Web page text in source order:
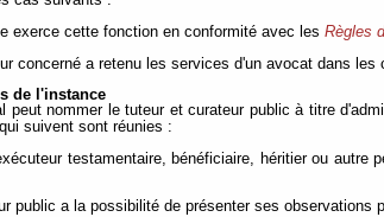
exerce cette fonction en conformité avec lesRègles
concerné a retenu les services d'un avocat dans les
de l'instance
peut nommer le tuteur et curateur public à titre
suivent sont réunies :
testamentaire, bénéficiaire, héritier ou autre
public a la possibilité de présenter ses observations